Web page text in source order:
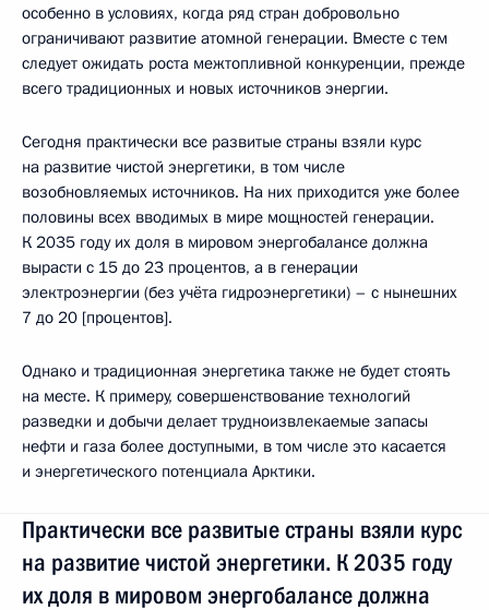
особенно в условиях, когда ряд стран добровольно
ограничивают развитие атомной генерации. Вместе с тем
следует ожидать роста межтопливной конкуренции, прежде
всего традиционных и новых источников энергии.
Сегодня практически все развитые страны взяли курс
на развитие чистой энергетики, в том числе
возобновляемых источников. На них приходится уже более
половины всех вводимых в мире мощностей генерации.
К 2035 году их доля в мировом энергобалансе должна
вырасти с 15 до 23 процентов, а в генерации
электроэнергии (без учёта гидроэнергетики) – с нынешних
7 до 20 [процентов].
Однако и традиционная энергетика также не будет стоять
на месте. К примеру, совершенствование технологий
разведки и добычи делает трудноизвлекаемые запасы
нефти и газа более доступными, в том числе это касается
и энергетического потенциала Арктики.
Практически все развитые страны взяли курс
на развитие чистой энергетики. К 2035 году
их доля в мировом энергобалансе должна